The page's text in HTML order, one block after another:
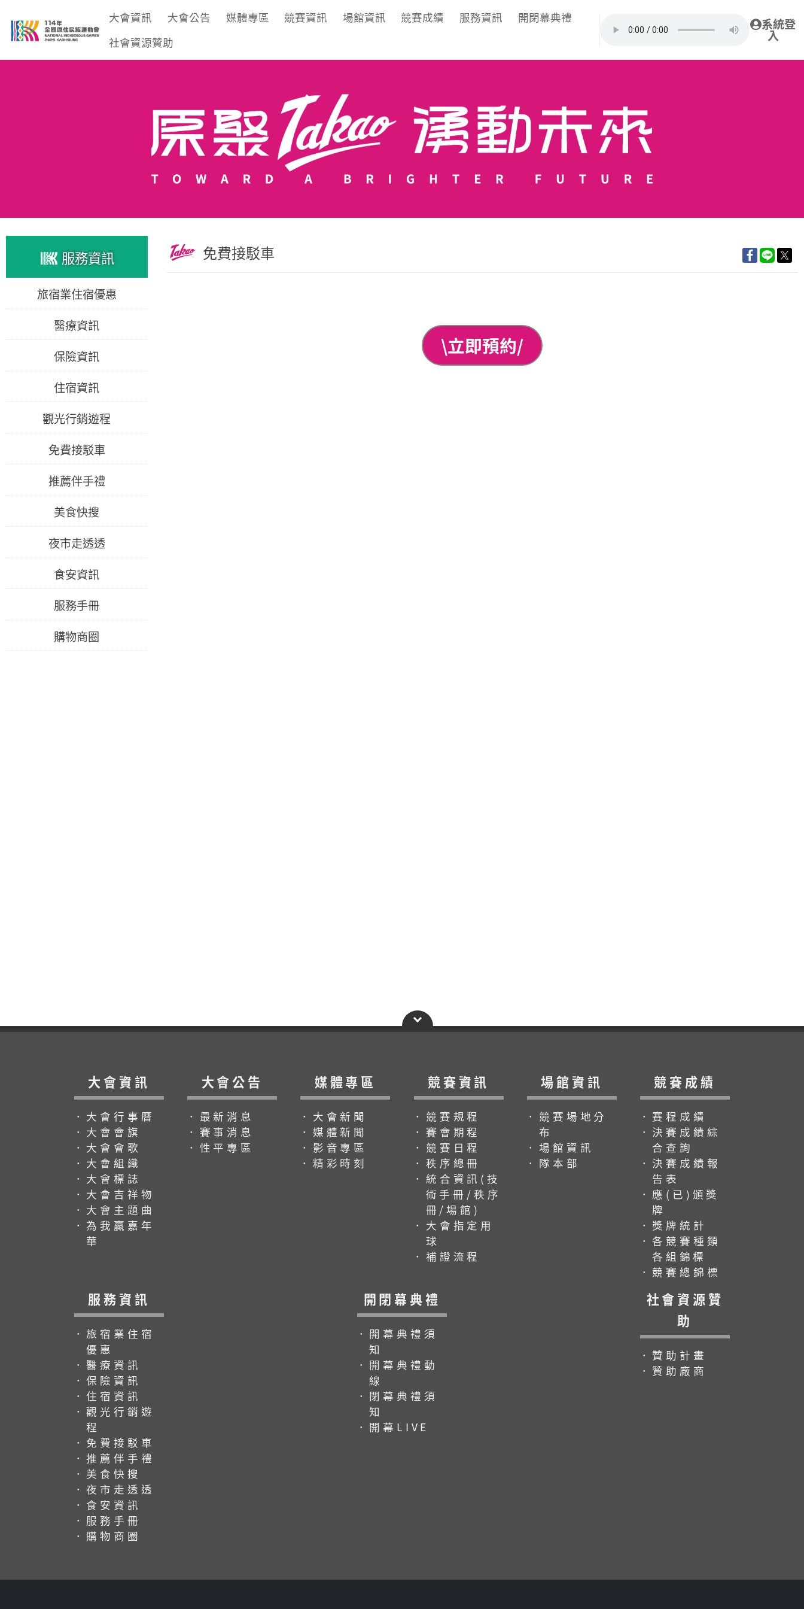
大會資訊 大會公告 媒體專區 競賽資訊 場館資訊 競賽成績 服務資訊
開閉幕典禮
社會資源贊助
系統登
入
服務資訊
旅宿業住宿優惠
醫療資訊
保險資訊
住宿資訊
觀光行銷遊程
免費接駁車
推薦伴手禮
美食快搜
夜市走透透
食安資訊
服務手冊
購物商圈
免費接駁車
大會資訊
．大會行事曆
．大會會旗
．大會會歌
．大會組織
．大會標誌
．大會吉祥物
．大會主題曲
．為我贏嘉年
華
大會公告
．最新消息
．賽事消息
．性平專區
媒體專區
．大會新聞
．媒體新聞
．影音專區
．精彩時刻
競賽資訊
．競賽規程
．賽會期程
．競賽日程
．秩序總冊
．統合資訊(技
術手冊/秩序
冊/場館)
．大會指定用
球
．補證流程
場館資訊
．競賽場地分
布
．場館資訊
．隊本部
競賽成績
．賽程成績
．決賽成績綜
合查詢
．決賽成績報
告表
．應(已)頒獎
牌
．獎牌統計
．各競賽種類
各組錦標
．競賽總錦標
服務資訊
．旅宿業住宿
優惠
．醫療資訊
．保險資訊
．住宿資訊
．觀光行銷遊
程
．免費接駁車
．推薦伴手禮
．美食快搜
．夜市走透透
．食安資訊
．服務手冊
．購物商圈
開閉幕典禮
．開幕典禮須
知
．開幕典禮動
線
．閉幕典禮須
知
．開幕LIVE
社會資源贊
助
．贊助計畫
．贊助廠商